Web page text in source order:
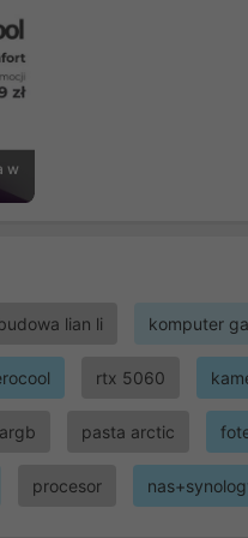
w
lian li komputer
rtx 5060
pasta arctic
procesor